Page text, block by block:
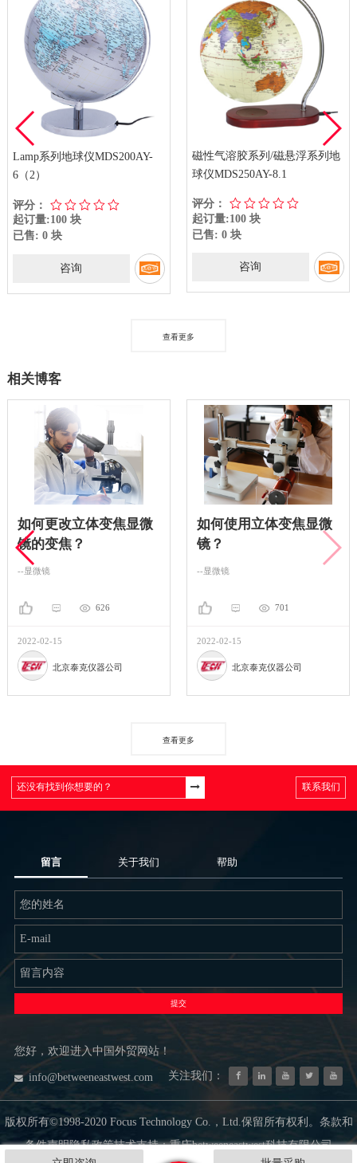
Lamp系列地球仪MDS200AY-
6（2）
评分：
起订量:100 块
已售: 0 块
咨询
磁性气溶胶系列/磁悬浮系列地
球仪MDS250AY-8.1
评分：
起订量:100 块
已售: 0 块
咨询
查看更多
相关博客
如何更改立体变焦显微
镜的变焦？
--显微镜
626
2022-02-15
北京泰克仪器公司
如何使用立体变焦显微
镜？
--显微镜
701
2022-02-15
北京泰克仪器公司
查看更多
联系我们
留言 关于我们 帮助
提交
您好，欢迎进入中国外贸网站！
info@betweeneastwest.com 关注我们：
版权所有©1998-2020 Focus Technology Co.，Ltd.保留所有权利。条款和
条件声明隐私政策技术支持：重庆betweeneastwest科技有限公司